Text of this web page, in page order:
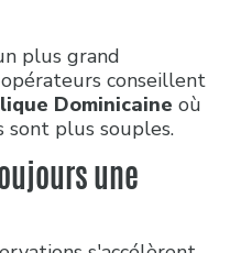
plus grand
conseillent
Dominicaine où
sont plus souples.
une